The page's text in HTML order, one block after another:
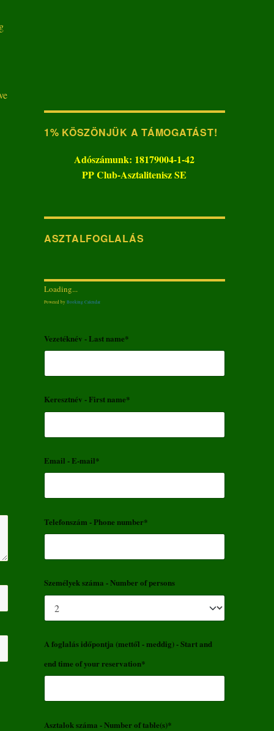
1% KÖSZÖNJÜK A TÁMOGATÁST!
Adószámunk: 18179004-1-42
PP Club-Asztalitenisz SE
ASZTALFOGLALÁS
Loading...
Powered by Booking Calendar
Vezetéknév - Last name*
Keresztnév - First name*
Email - E-mail*
Telefonszám - Phone number*
Személyek száma - Number of persons
A foglalás időpontja (mettől - meddig) - Start and
end time of your reservation*
Asztalok száma - Number of table(s)*